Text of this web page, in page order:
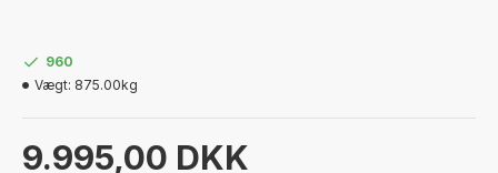
9.995,00 DKK
960
Vægt: 875.00kg